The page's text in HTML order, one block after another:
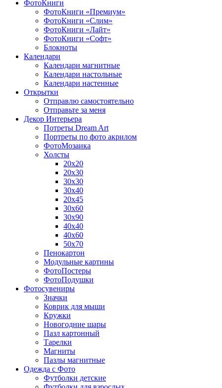
ФотоКниги
ФотоКниги «Премиум»
ФотоКниги «Слим»
ФотоКниги «Лайт»
ФотоКниги «Софт»
Блокноты
Календари
Календари магнитные
Календари настольные
Календари настенные
Открытки
Отправлю самостоятельно
Отправьте за меня
Декор Интерьера
Потреты Dream Art
Портреты по фото акрилом
ФотоМозаика
Холсты
20х20
20х30
30х30
30х40
20х45
30х60
30х90
40х40
40х60
50х70
Пенокартон
Модульные картины
ФотоПостеры
ФотоПодушки
Фотоcувениры
Значки
Коврик для мыши
Кружки
Новогодние шары
Пазл картонный
Тарелки
Магниты
Пазлы магнитные
Одежда с Фото
Футболки детские